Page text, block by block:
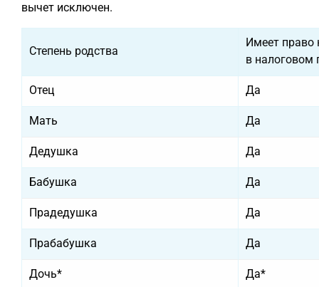
вычет исключен.
Степень родства
Имеет право
в налоговом
Отец Да
Мать Да
Дедушка Да
Бабушка Да
Прадедушка Да
Прабабушка Да
Дочь* Да*